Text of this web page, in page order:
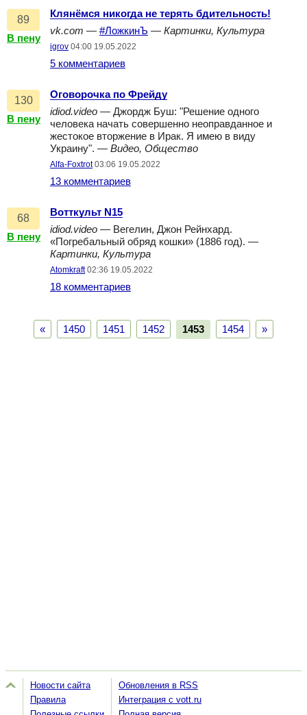
89
В пену
Клянёмся никогда не терять бдительность!
vk.com — #ЛожкинЪ — Картинки, Культура
igrov 04:00 19.05.2022
5 комментариев
130
В пену
Оговорочка по Фрейду
idiod.video — Джордж Буш: "Решение одного
человека начать совершенно неоправданное и
жестокое вторжение в Ирак. Я имею в виду
Украину". — Видео, Общество
Alfa-Foxtrot 03:06 19.05.2022
13 комментариев
68
В пену
Вотткульт N15
idiod.video — Вегелин, Джон Рейнхард.
«Погребальный обряд кошки» (1886 год). —
Картинки, Культура
Atomkraft 02:36 19.05.2022
18 комментариев
« 1450 1451 1452 1453 1454 »
Новости сайта
Правила
Обновления в RSS
Интеграция с vott.ru